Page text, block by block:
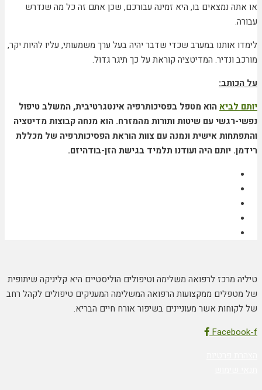
או אתה נמצאים בו, היא זמינה עבורכם, שכן אתם זה כל מה שנדרש
עבורה.
לימדו אותנו במערב שכדי שדבר יהיה בעל ערך משמעותי, עליו להיות יקר,
מורכב ונדיר. המדיטציה קוראת על כך תיגר גדול.
על הכותב:
יותם לביא הוא מטפל בפסיכותרפיה אינטגרטיבית, המשלב טיפול
נפשי-רגשי עם שיטות ותורות מהמזרח. הוא מנחה קבוצות מדיטציה
והתפתחות אישית ונמנה עם צוות הוראת הפסיכותרפיה של מכללת
רידמן. יותם היה ועודנו תלמיד בגישת הזן-בודהיזם.
טיליה מרכז לרפואה משלימה וטיפולים הוליסטיים היא קליניקה שיתופית
של מטפלים ממקצועות הרפואה המשלימה המעניקים טיפולים לקהל רחב
של לקוחות אשר מעוניינים בשיפור אורח חיים הבריא.
Facebook-f